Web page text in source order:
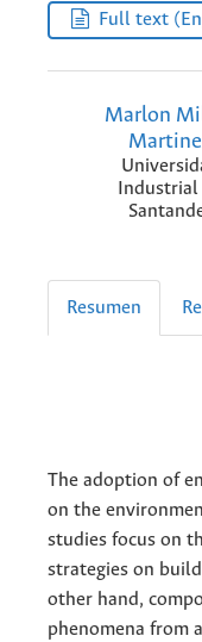
Full text
Marlon
Industrial
Resumen
The adoption of
on the
studies focus on
strategies on
other hand,
phenomena from